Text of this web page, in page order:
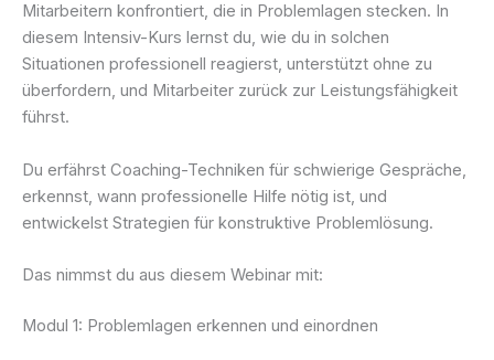
Mitarbeitern konfrontiert, die in Problemlagen stecken. In
diesem Intensiv-Kurs lernst du, wie du in solchen
Situationen professionell reagierst, unterstützt ohne zu
überfordern, und Mitarbeiter zurück zur Leistungsfähigkeit
führst.
Du erfährst Coaching-Techniken für schwierige Gespräche,
erkennst, wann professionelle Hilfe nötig ist, und
entwickelst Strategien für konstruktive Problemlösung.
Das nimmst du aus diesem Webinar mit:
Modul 1: Problemlagen erkennen und einordnen